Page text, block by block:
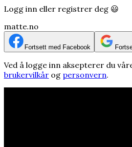
Logg inn eller registrer deg 😃
matte.no
Fortsett med Facebook
Ved å logge inn aksepterer du
brukervilkår og personvern.